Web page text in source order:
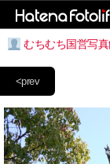
むちむち国営写
<prev